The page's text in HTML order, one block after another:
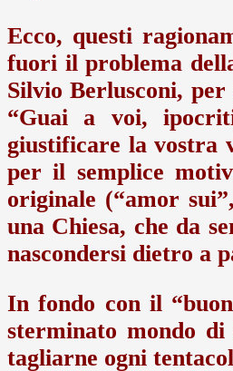
Ecco, questi
fuori il problema
Silvio Berlusconi,
“Guai a voi,
giustificare la vostra
per il semplice
originale (“amor
una Chiesa, che da
nascondersi dietro a
In fondo con il
sterminato mondo
tagliarne ogni